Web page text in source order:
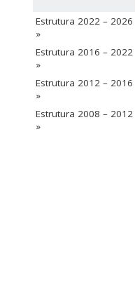
Estrutura 2022 – 2026
»
Estrutura 2016 – 2022
»
Estrutura 2012 – 2016
»
Estrutura 2008 – 2012
»